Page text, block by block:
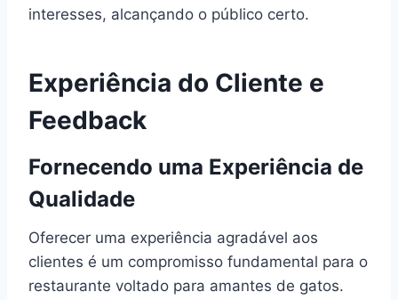
interesses, alcançando o público certo.
Experiência do Cliente e
Feedback
Fornecendo uma Experiência de
Qualidade
Oferecer uma experiência agradável aos
clientes é um compromisso fundamental para o
restaurante voltado para amantes de gatos.